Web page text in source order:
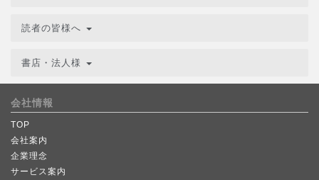
読者の皆様へ
書店・法人様
会社情報
TOP
会社案内
企業理念
サービス案内